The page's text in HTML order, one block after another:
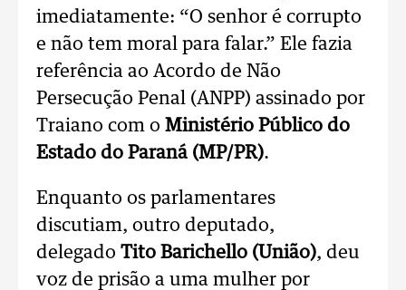
imediatamente: “O senhor é corrupto
e não tem moral para falar.” Ele fazia
referência ao Acordo de Não
Persecução Penal (ANPP) assinado por
Traiano com o Ministério Público do
Estado do Paraná (MP/PR).
Enquanto os parlamentares
discutiam, outro deputado,
delegado Tito Barichello (União), deu
voz de prisão a uma mulher por